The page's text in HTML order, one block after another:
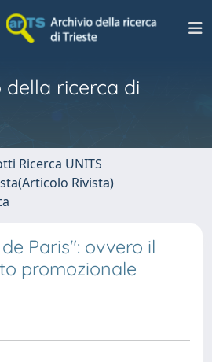
della ricerca di
Ricerca UNITS
Rivista)
Paris": ovvero il
promozionale